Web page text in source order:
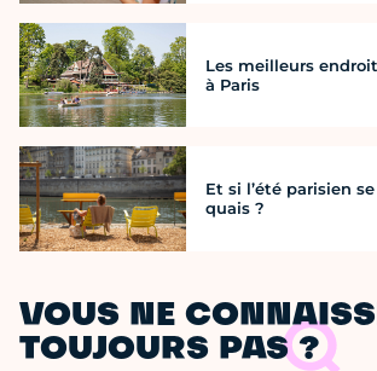
Les meilleurs
à Paris
Et si l’été parisien
quais ?
VOUS NE
TOUJOURS PAS ?